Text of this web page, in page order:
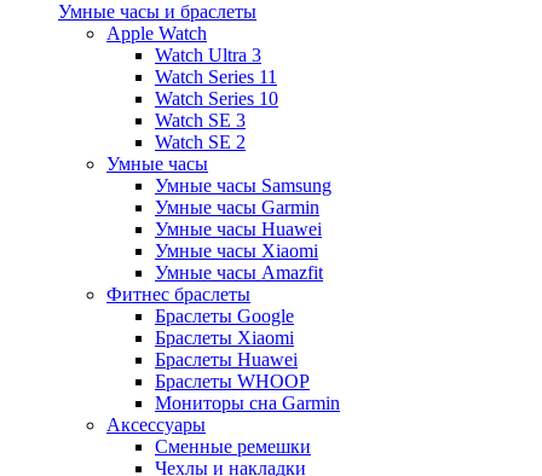
Умные часы и браслеты
Apple Watch
Watch Ultra 3
Watch Series 11
Watch Series 10
Watch SE 3
Watch SE 2
Умные часы
Умные часы Samsung
Умные часы Garmin
Умные часы Huawei
Умные часы Xiaomi
Умные часы Amazfit
Фитнес браслеты
Браслеты Google
Браслеты Xiaomi
Браслеты Huawei
Браслеты WHOOP
Мониторы сна Garmin
Аксессуары
Сменные ремешки
Чехлы и накладки